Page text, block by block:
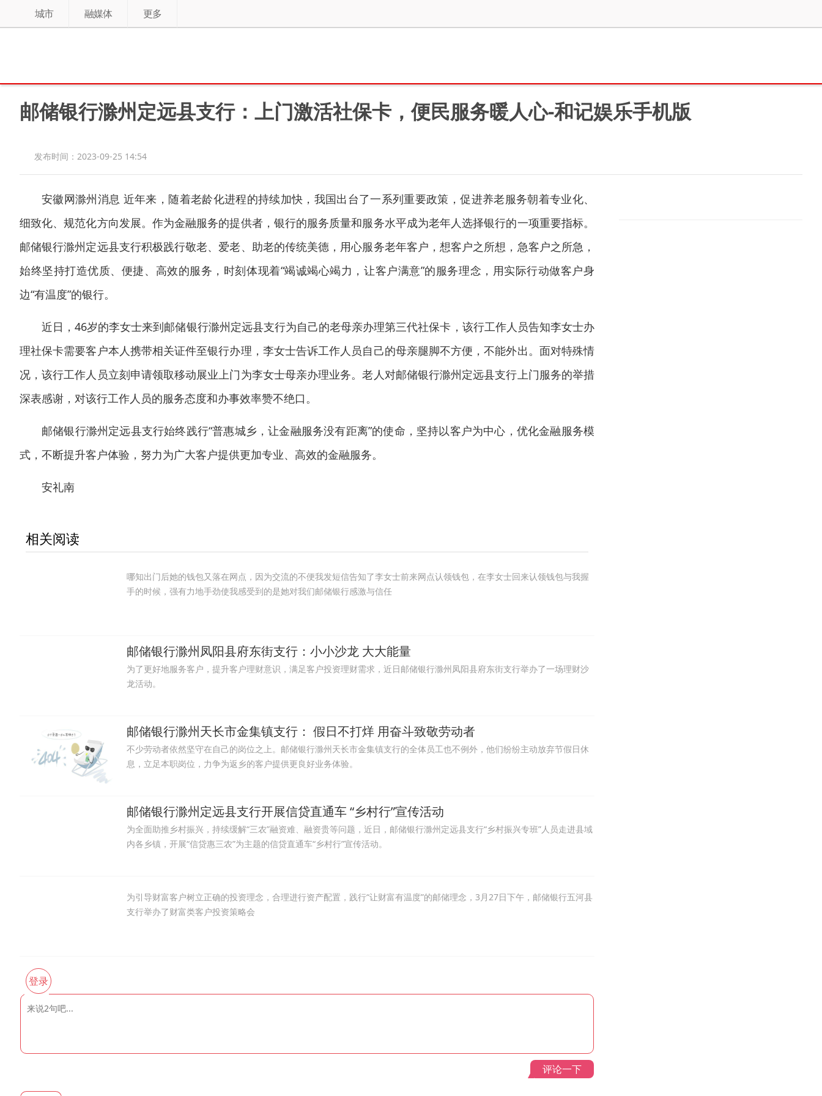
城市 融媒体 更多
邮储银行滁州定远县支行：上门激活社保卡，便民服务暖人心-和记娱乐手机版
发布时间：2023-09-25 14:54
安徽网滁州消息 近年来，随着老龄化进程的持续加快，我国出台了一系列重要政策，促进养老服务朝着专业化、
细致化、规范化方向发展。作为金融服务的提供者，银行的服务质量和服务水平成为老年人选择银行的一项重要指标。
邮储银行滁州定远县支行积极践行敬老、爱老、助老的传统美德，用心服务老年客户，想客户之所想，急客户之所急，
始终坚持打造优质、便捷、高效的服务，时刻体现着“竭诚竭心竭力，让客户满意”的服务理念，用实际行动做客户身
边“有温度”的银行。
近日，46岁的李女士来到邮储银行滁州定远县支行为自己的老母亲办理第三代社保卡，该行工作人员告知李女士办
理社保卡需要客户本人携带相关证件至银行办理，李女士告诉工作人员自己的母亲腿脚不方便，不能外出。面对特殊情
况，该行工作人员立刻申请领取移动展业上门为李女士母亲办理业务。老人对邮储银行滁州定远县支行上门服务的举措
深表感谢，对该行工作人员的服务态度和办事效率赞不绝口。
邮储银行滁州定远县支行始终践行“普惠城乡，让金融服务没有距离”的使命，坚持以客户为中心，优化金融服务模
式，不断提升客户体验，努力为广大客户提供更加专业、高效的金融服务。
安礼南
相关阅读
哪知出门后她的钱包又落在网点，因为交流的不便我发短信告知了李女士前来网点认领钱包，在李女士回来认领钱包与我握
手的时候，强有力地手劲使我感受到的是她对我们邮储银行感激与信任
邮储银行滁州凤阳县府东街支行：小小沙龙 大大能量
为了更好地服务客户，提升客户理财意识，满足客户投资理财需求，近日邮储银行滁州凤阳县府东街支行举办了一场理财沙
龙活动。
邮储银行滁州天长市金集镇支行： 假日不打烊 用奋斗致敬劳动者
不少劳动者依然坚守在自己的岗位之上。邮储银行滁州天长市金集镇支行的全体员工也不例外，他们纷纷主动放弃节假日休
息，立足本职岗位，力争为返乡的客户提供更良好业务体验。
邮储银行滁州定远县支行开展信贷直通车 “乡村行”宣传活动
为全面助推乡村振兴，持续缓解“三农”融资难、融资贵等问题，近日，邮储银行滁州定远县支行“乡村振兴专班”人员走进县域
内各乡镇，开展“信贷惠三农”为主题的信贷直通车“乡村行”宣传活动。
为引导财富客户树立正确的投资理念，合理进行资产配置，践行“让财富有温度”的邮储理念，3月27日下午，邮储银行五河县
支行举办了财富类客户投资策略会
登录
评论一下